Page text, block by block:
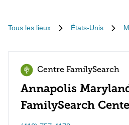
Tous les lieux États-Unis
Centre FamilySearch
Annapolis
FamilySearch